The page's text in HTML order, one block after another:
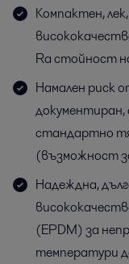
Компактен,
Ra стойност
Намален риск
стандартно
(възможност
Надеждна,
(EPDM) за
температури